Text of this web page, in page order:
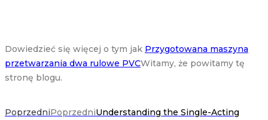
Dowiedzieć się więcej o tym jak Przygotowana maszyna
przetwarzania dwa rulowe PVCWitamy, że powitamy tę
stronę blogu.
PoprzedniPoprzedniUnderstanding the Single-Acting